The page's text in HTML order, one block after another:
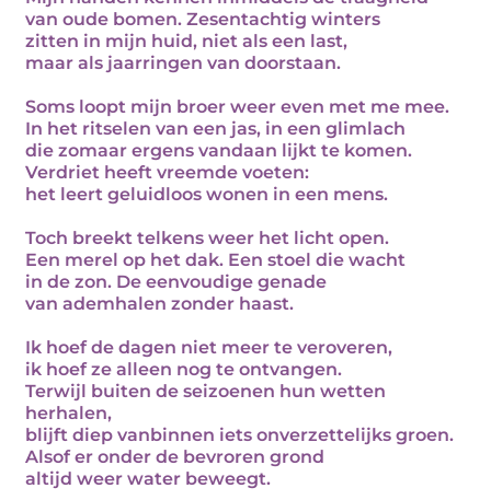
van oude bomen. Zesentachtig winters
zitten in mijn huid, niet als een last,
maar als jaarringen van doorstaan.
Soms loopt mijn broer weer even met me mee.
In het ritselen van een jas, in een glimlach
die zomaar ergens vandaan lijkt te komen.
Verdriet heeft vreemde voeten:
het leert geluidloos wonen in een mens.
Toch breekt telkens weer het licht open.
Een merel op het dak. Een stoel die wacht
in de zon. De eenvoudige genade
van ademhalen zonder haast.
Ik hoef de dagen niet meer te veroveren,
ik hoef ze alleen nog te ontvangen.
Terwijl buiten de seizoenen hun wetten
herhalen,
blijft diep vanbinnen iets onverzettelijks groen.
Alsof er onder de bevroren grond
altijd weer water beweegt.